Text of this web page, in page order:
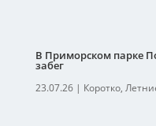
В Приморском парке
забег
23.07.26| Коротко,